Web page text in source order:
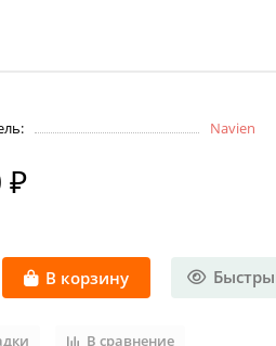
Navien
₽
В корзину
В сравнение